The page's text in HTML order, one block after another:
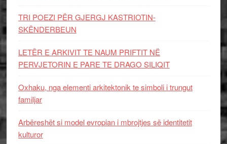
TRI POEZI PËR GJERGJ KASTRIOTIN-
SKËNDERBEUN
LETËR E ARKIVIT TE NAUM PRIFTIT NË
PERVJETORIN E PARE TE DRAGO SILIQIT
Oxhaku, nga elementi arkitektonik te simboli i trungut
familjar
Arbëreshët si model evropian i mbrojtjes së identitetit
kulturor